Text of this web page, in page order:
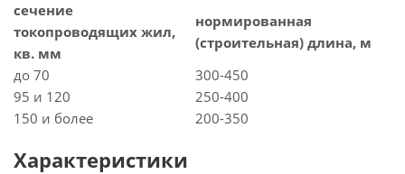
сечение
токопроводящих жил,
кв. мм
нормированная
(строительная) длина, м
до 70
300-450
95 и 120
250-400
150 и более
200-350
Характеристики